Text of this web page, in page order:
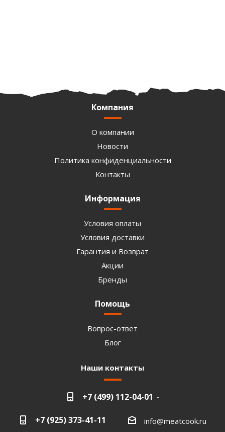
Компания
О компании
Новости
Политика конфиденциальности
Контакты
Информация
Условия оплаты
Условия доставки
Гарантия и Возврат
Акции
Бренды
Помощь
Вопрос-ответ
Блог
Наши контакты
+7 (499) 112-04-01
+7 (925) 373-41-11 info@meatcook.ru